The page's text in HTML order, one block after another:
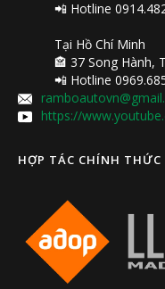
📲 Hotline
Tại Hồ Chí Minh
🏤 37 Song Hành,
📲 Hotline
https://
HỢP TÁC CHÍNH THỨC